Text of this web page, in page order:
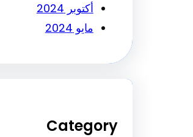
أكتوبر 2024
مايو 2024
Category